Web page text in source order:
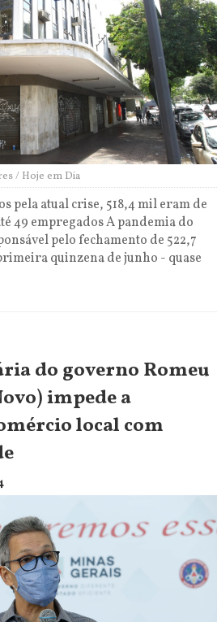
/ Hoje em Dia
pela atual crise, 518,4 mil eram de
49 empregados A pandemia do
pelo fechamento de 522,7
quinzena de junho - quase
do governo Romeu
impede a
local com